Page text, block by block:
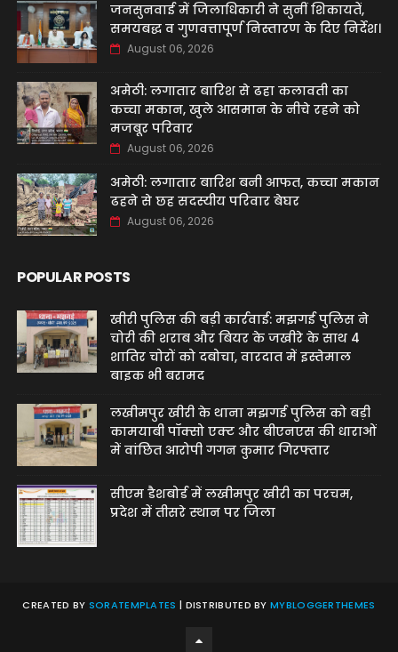
जनसुनवाई में जिलाधिकारी ने सुनीं शिकायतें,
समयबद्ध व गुणवत्तापूर्ण निस्तारण के दिए निर्देश।
August 06, 2026
अमेठी: लगातार बारिश से ढहा कलावती का
कच्चा मकान, खुले आसमान के नीचे रहने को
मजबूर परिवार
August 06, 2026
अमेठी: लगातार बारिश बनी आफत, कच्चा मकान
ढहने से छह सदस्यीय परिवार बेघर
August 06, 2026
POPULAR POSTS
खीरी पुलिस की बड़ी कार्रवाई: मझगई पुलिस ने
चोरी की शराब और बियर के जखीरे के साथ 4
शातिर चोरों को दबोचा, वारदात में इस्तेमाल
बाइक भी बरामद
लखीमपुर खीरी के थाना मझगई पुलिस को बड़ी
कामयाबी पॉक्सो एक्ट और बीएनएस की धाराओं
में वांछित आरोपी गगन कुमार गिरफ्तार
सीएम डैशबोर्ड में लखीमपुर खीरी का परचम,
प्रदेश में तीसरे स्थान पर जिला
CREATED BY SORATEMPLATES | DISTRIBUTED BYMYBLOGGERTHEMES